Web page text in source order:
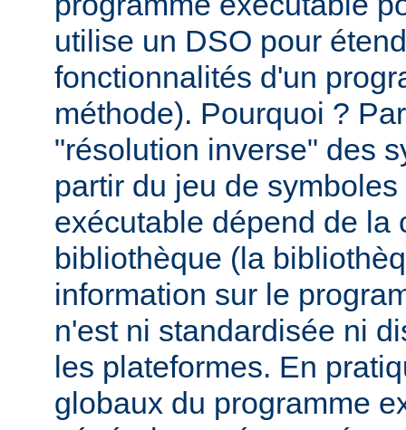
utilise un DSO pour
fonctionnalités d'un
méthode). Pourquoi ?
"résolution inverse" des
partir du jeu de
exécutable dépend de la
bibliothèque (la
information sur le
n'est ni standardisée ni
les plateformes. En
globaux du programme